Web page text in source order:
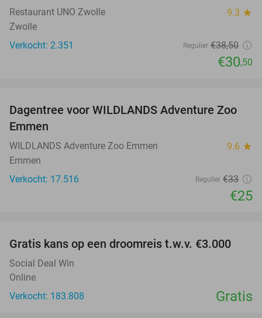
Restaurant UNO Zwolle 9.3 star
Zwolle
Verkocht: 2.351
Regulier €38,50
€30,50
24%
Dagentree voor WILDLANDS Adventure Zoo
Emmen
WILDLANDS Adventure Zoo Emmen 9.6 star
Emmen
Verkocht: 17.516
Regulier €33
€25
Gratis kans op een droomreis t.w.v. €3.000
Social Deal Win
Online
Verkocht: 183.808
Gratis